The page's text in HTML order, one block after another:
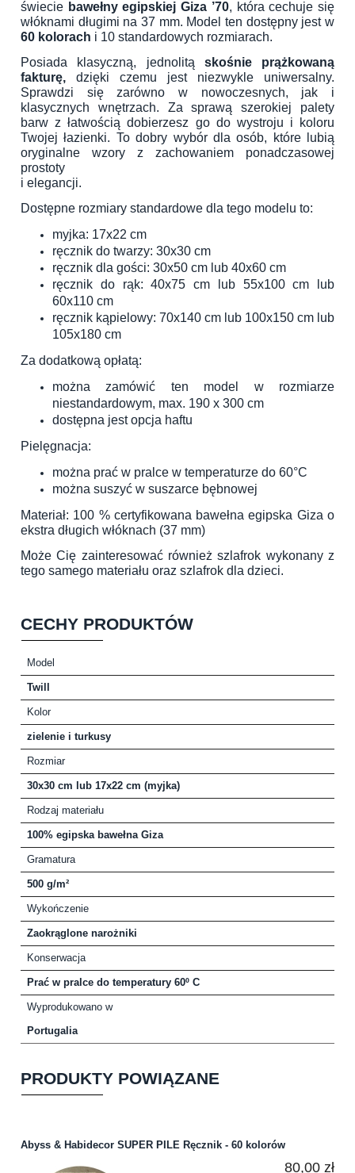
świecie bawełny egipskiej Giza ’70, która cechuje się
włóknami długimi na 37 mm. Model ten dostępny jest w
60 kolorach i 10 standardowych rozmiarach.
Posiada klasyczną, jednolitą skośnie prążkowaną
fakturę, dzięki czemu jest niezwykle uniwersalny.
Sprawdzi się zarówno w nowoczesnych, jak i
klasycznych wnętrzach. Za sprawą szerokiej palety
barw z łatwością dobierzesz go do wystroju i koloru
Twojej łazienki. To dobry wybór dla osób, które lubią
oryginalne wzory z zachowaniem ponadczasowej
prostoty
i elegancji.
Dostępne rozmiary standardowe dla tego modelu to:
myjka: 17x22 cm
ręcznik do twarzy: 30x30 cm
ręcznik dla gości: 30x50 cm lub 40x60 cm
ręcznik do rąk: 40x75 cm lub 55x100 cm lub
60x110 cm
ręcznik kąpielowy: 70x140 cm lub 100x150 cm lub
105x180 cm
Za dodatkową opłatą:
można zamówić ten model w rozmiarze
niestandardowym, max. 190 x 300 cm
dostępna jest opcja haftu
Pielęgnacja:
można prać w pralce w temperaturze do 60°C
można suszyć w suszarce bębnowej
Materiał: 100 % certyfikowana bawełna egipska Giza o
ekstra długich włóknach (37 mm)
Może Cię zainteresować równieższlafrok wykonany z
tego samego materiału oraz szlafrok dla dzieci.
CECHY PRODUKTÓW
Model
Twill
Kolor
zielenie i turkusy
Rozmiar
30x30 cm lub 17x22 cm (myjka)
Rodzaj materiału
100% egipska bawełna Giza
Gramatura
500 g/m²
Wykończenie
Zaokrąglone narożniki
Konserwacja
Prać w pralce do temperatury 60º C
Wyprodukowano w
Portugalia
PRODUKTY POWIĄZANE
Abyss & Habidecor SUPER PILE Ręcznik - 60 kolorów
80,00 zł